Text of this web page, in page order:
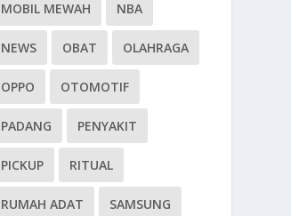
MOBIL MEWAH NBA
NEWS OBAT OLAHRAGA
OPPO OTOMOTIF
PADANG PENYAKIT
PICKUP RITUAL
RUMAH ADAT SAMSUNG